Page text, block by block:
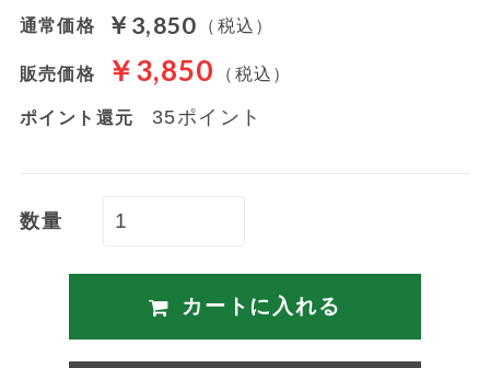
通常価格 ￥3,850 （税込）
販売価格 ￥3,850 （税込）
ポイント還元 35ポイント
数量
カートに入れる